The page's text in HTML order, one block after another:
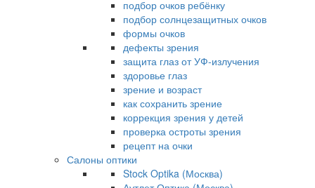
подбор очков ребёнку
подбор солнцезащитных очков
формы очков
дефекты зрения
защита глаз от УФ-излучения
здоровье глаз
зрение и возраст
как сохранить зрение
коррекция зрения у детей
проверка остроты зрения
рецепт на очки
Салоны оптики
Stock Optika (Москва)